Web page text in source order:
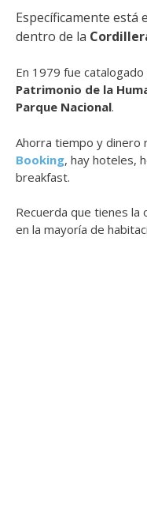
Específicamente está
dentro de la
En 1979 fue catalogado
Patrimonio de la
Parque Nacional.
Ahorra tiempo y dinero
Booking, hay hoteles,
breakfast.
Recuerda que tienes la
en la mayoría de